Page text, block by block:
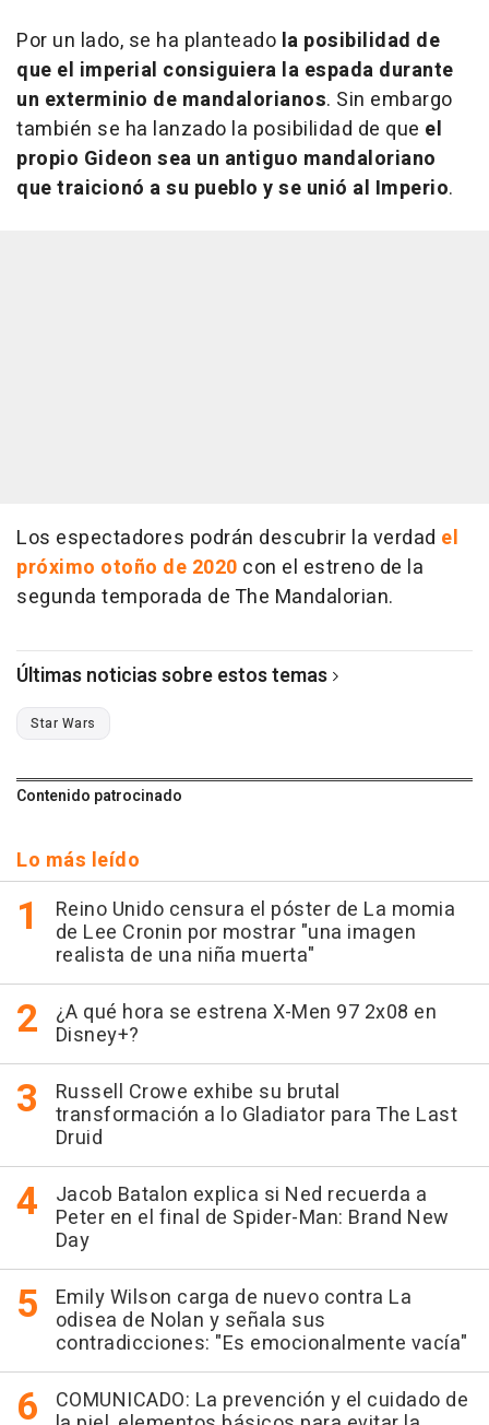
Por un lado, se ha planteado la posibilidad de
que el imperial consiguiera la espada durante
un exterminio de mandalorianos. Sin embargo
también se ha lanzado la posibilidad de que el
propio Gideon sea un antiguo mandaloriano
que traicionó a su pueblo y se unió al Imperio.
Los espectadores podrán descubrir la verdad el
próximo otoño de 2020 con el estreno de la
segunda temporada de The Mandalorian.
Últimas noticias sobre estos temas
Star Wars
Contenido patrocinado
Lo más leído
Reino Unido censura el póster de La momia
de Lee Cronin por mostrar "una imagen
realista de una niña muerta"
¿A qué hora se estrena X-Men 97 2x08 en
Disney+?
Russell Crowe exhibe su brutal
transformación a lo Gladiator para The Last
Druid
Jacob Batalon explica si Ned recuerda a
Peter en el final de Spider-Man: Brand New
Day
Emily Wilson carga de nuevo contra La
odisea de Nolan y señala sus
contradicciones: "Es emocionalmente vacía"
COMUNICADO: La prevención y el cuidado de